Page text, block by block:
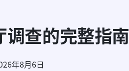
查的完整指南
年8月6日